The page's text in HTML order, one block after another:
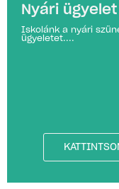
Nyári ügyelet
Iskolánk a nyári
ügyeletet....